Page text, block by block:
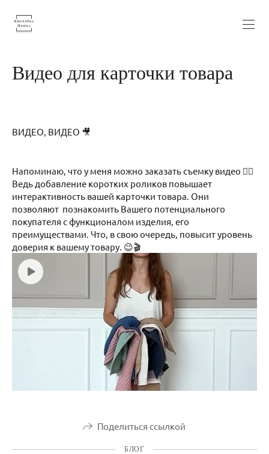
Видео для карточки товара
ВИДЕО, ВИДЕО 🎥
Напоминаю, что у меня можно заказать съемку видео ✌🏼
Ведь добавление коротких роликов повышает
интерактивность вашей карточки товара. Они
позволяют познакомить Вашего потенциального
покупателя с функционалом изделия, его
преимуществами. Что, в свою очередь, повысит уровень
доверия к вашему товару. 😉🎬
Поделиться ссылкой
БЛОГ